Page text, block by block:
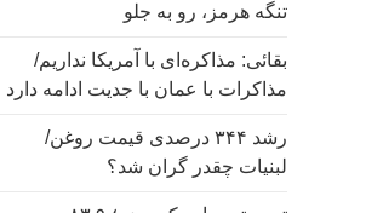
تنگه هرمز، رو به جلو
بقائی: مذاکره‌ای با آمریکا نداریم/
مذاکرات با عمان با جدیت ادامه دارد
رشد ۳۴۴ درصدی قیمت روغن/
لبنیات چقدر گران شد؟